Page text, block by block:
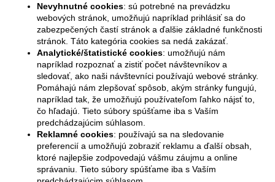
Nevyhnutné cookies: sú potrebné na prevádzku
webových stránok, umožňujú napríklad prihlásiť sa do
zabezpečených častí stránok a ďalšie základné funkčnosti
stránok. Táto kategória cookies sa nedá zakázať.
Analytické/štatistické cookies: umožňujú nám
napríklad rozpoznať a zistiť počet návštevníkov a
sledovať, ako naši návštevníci používajú webové stránky.
Pomáhajú nám zlepšovať spôsob, akým stránky fungujú,
napríklad tak, že umožňujú používateľom ľahko nájsť to,
čo hľadajú. Tieto súbory spúšťame iba s Vaším
predchádzajúcim súhlasom.
Reklamné cookies: používajú sa na sledovanie
preferencií a umožňujú zobraziť reklamu a ďalší obsah,
ktoré najlepšie zodpovedajú vášmu záujmu a online
správaniu. Tieto súbory spúšťame iba s Vaším